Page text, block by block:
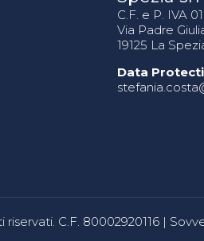
C.F. e P. IVA
Via Padre
19125 La
Data
C.F. 80002920116 |